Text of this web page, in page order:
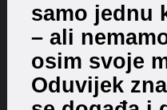
samo jednu
– ali
osim svoje
Oduvijek